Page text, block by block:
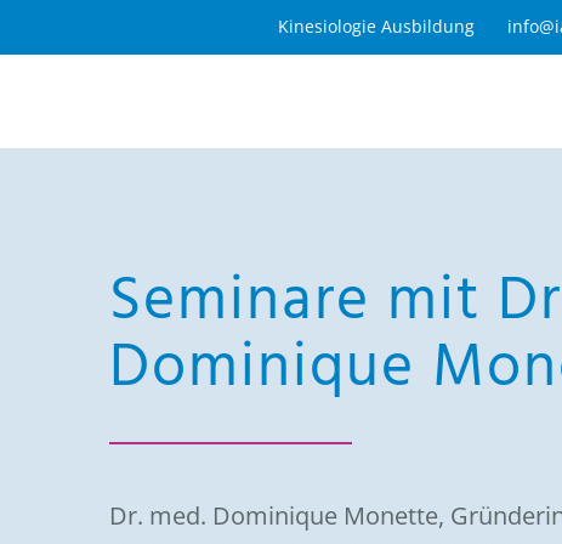
Inhalt
Kinesiologie Ausbildung
Seminare mit
Dominique
Dr. med. Dominique Monette,